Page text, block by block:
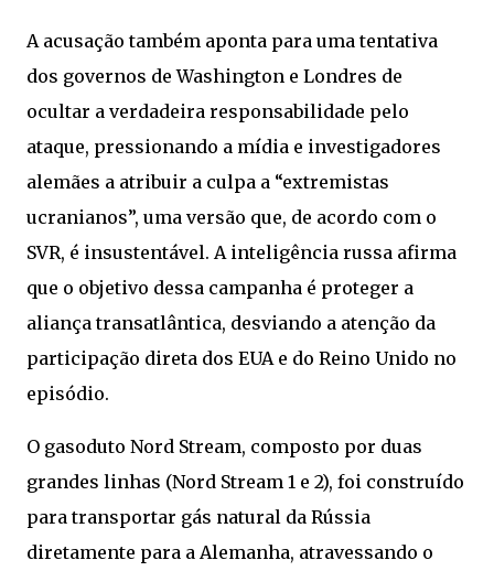
A acusação também aponta para uma tentativa
dos governos de Washington e Londres de
ocultar a verdadeira responsabilidade pelo
ataque, pressionando a mídia e investigadores
alemães a atribuir a culpa a “extremistas
ucranianos”, uma versão que, de acordo com o
SVR, é insustentável. A inteligência russa afirma
que o objetivo dessa campanha é proteger a
aliança transatlântica, desviando a atenção da
participação direta dos EUA e do Reino Unido no
episódio.
O gasoduto Nord Stream, composto por duas
grandes linhas (Nord Stream 1 e 2), foi construído
para transportar gás natural da Rússia
diretamente para a Alemanha, atravessando o